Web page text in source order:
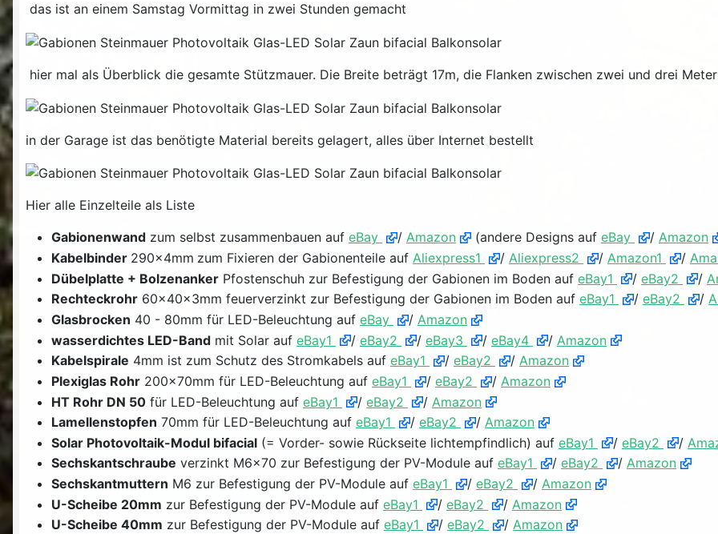
das ist an einem Samstag Vormittag in zwei Stunden gemacht
hier mal als Überblick die gesamte Stützmauer. Die Breite beträgt 17m, die Flanken zwischen zwei und drei
in der Garage ist das benötigte Material bereits gelagert, alles über Internet bestellt
Hier alle Einzelteile als Liste
Gabionenwand zum selbst zusammenbauen auf eBay / Amazon (andere Designs auf eBay / Amazon
Kabelbinder 290x4mm zum Fixieren der Gabionenteile auf Aliexpress1 / Aliexpress2 / Amazon1 /
Dübelplatte + Bolzenanker Pfostenschuh zur Befestigung der Gabionen im Boden auf eBay1 / eBay2 /
Rechteckrohr 60x40x3mm feuerverzinkt zur Befestigung der Gabionen im Boden auf eBay1 / eBay2 /
Glasbrocken 40 - 80mm für LED-Beleuchtung auf eBay / Amazon
wasserdichtes LED-Band mit Solar auf eBay1 / eBay2 / eBay3 / eBay4 / Amazon
Kabelspirale 4mm ist zum Schutz des Stromkabels auf eBay1 / eBay2 / Amazon
Plexiglas Rohr 200x70mm für LED-Beleuchtung auf eBay1 / eBay2 / Amazon
HT Rohr DN 50 für LED-Beleuchtung auf eBay1 / eBay2 / Amazon
Lamellenstopfen 70mm für LED-Beleuchtung auf eBay1 / eBay2 / Amazon
Solar Photovoltaik-Modul bifacial (= Vorder- sowie Rückseite lichtempfindlich) auf eBay1 / eBay2 /
Sechskantschraube verzinkt M6x70 zur Befestigung der PV-Module auf eBay1 / eBay2 / Amazon
Sechskantmuttern M6 zur Befestigung der PV-Module auf eBay1 / eBay2 / Amazon
U-Scheibe 20mm zur Befestigung der PV-Module auf eBay1 / eBay2 / Amazon
U-Scheibe 40mm zur Befestigung der PV-Module auf eBay1 / eBay2 / Amazon